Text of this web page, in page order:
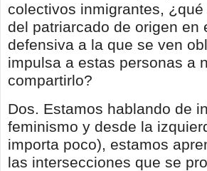
colectivos inmigrantes,
del patriarcado de origen
defensiva a la que se ven
impulsa a estas personas a
compartirlo?
Dos. Estamos hablando de
feminismo y desde la
importa poco), estamos
las intersecciones que se